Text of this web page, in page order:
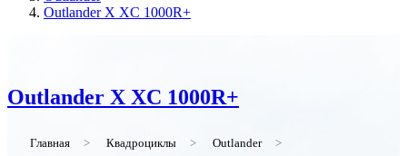
Outlander X XC 1000R+
Outlander X XC 1000R+
Главная > Квадроциклы > Outlander
>